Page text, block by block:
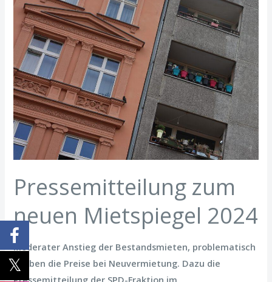
Pressemitteilung zum
neuen Mietspiegel 2024
Moderater Anstieg der Bestandsmieten, problematisch
bleiben die Preise bei Neuvermietung. Dazu die
Pressemitteilung der SPD-Fraktion im